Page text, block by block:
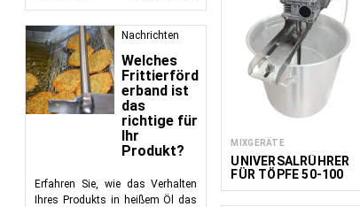
Nachrichten
Welches
Frittierförd
erband ist
das
richtige für
Ihr
Produkt?
Erfahren Sie, wie das Verhalten
Ihres Produkts in heißem Öl das
MIXGERÄTE
UNIVERSALRÜHRER
FÜR TÖPFE 50-100
LITER